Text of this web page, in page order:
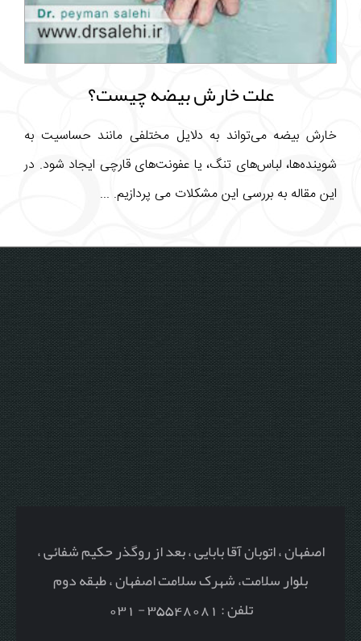
علت خارش بیضه چیست؟
خارش بیضه می‌تواند به دلایل مختلفی مانند حساسیت به
شوینده‌ها، لباس‌های تنگ، یا عفونت‌های قارچی ایجاد شود. در
این مقاله به بررسی این مشکلات می پردازیم. ...
اصفهان ، اتوبان آقا بابایی ، بعد از روگذر حکیم شفائی ،
بلوار سلامت، شهرک سلامت اصفهان ، طبقه دوم
تلفن : 35548081 - 031